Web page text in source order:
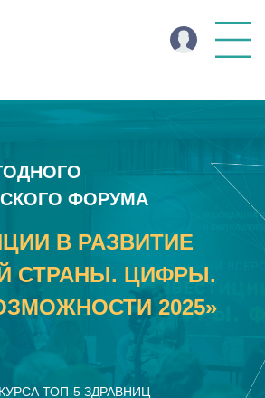
ФОРУМА
В РАЗВИТИЕ
СТРАНЫ. ЦИФРЫ.
2025»
ТОП-5 ЗДРАВНИЦ